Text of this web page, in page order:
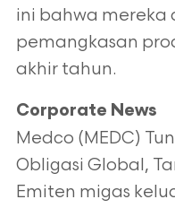
ini bahwa mereka
pemangkasan
akhir tahun.
Corporate News
Medco (MEDC)
Obligasi Global,
Emiten migas